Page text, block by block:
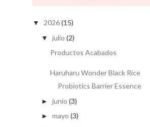
▼ 2026(15)
▼ julio (2)
Productos Acabados
Haruharu Wonder Black Rice
Probiotics Barrier Essence
► junio (3)
► mayo (3)